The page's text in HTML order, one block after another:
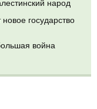
народ
государство
война